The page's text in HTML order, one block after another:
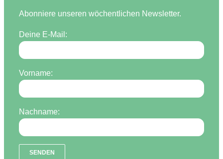
Abonniere unseren wöchentlichen Newsletter.
Deine E-Mail:
Vorname:
Nachname: